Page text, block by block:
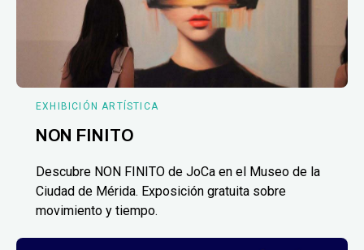
EXHIBICIÓN ARTÍSTICA
NON FINITO
Descubre NON FINITO de JoCa en el Museo de la
Ciudad de Mérida. Exposición gratuita sobre
movimiento y tiempo.